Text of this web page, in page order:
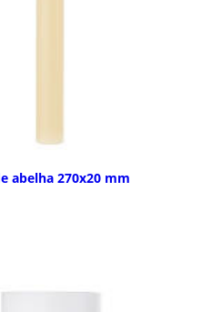
abelha 270x20 mm